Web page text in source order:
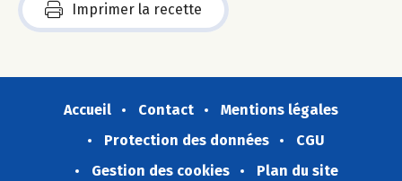
Imprimer la recette
Accueil Contact
Mentions légales
Protection des données
CGU
Gestion des cookies
Plan du site